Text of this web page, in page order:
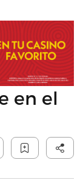
en el